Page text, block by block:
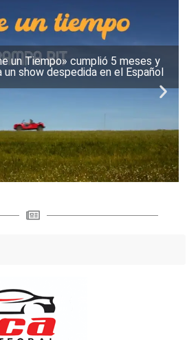
un Tiempo» cumplió 5 meses y
un show despedida en el Español